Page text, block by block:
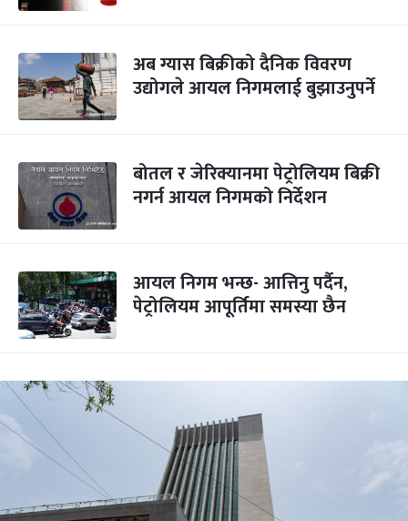
अब ग्यास बिक्रीको दैनिक विवरण
उद्योगले आयल निगमलाई बुझाउनुपर्ने
बोतल र जेरिक्यानमा पेट्रोलियम बिक्री
नगर्न आयल निगमको निर्देशन
आयल निगम भन्छ- आत्तिनु पर्दैन,
पेट्रोलियम आपूर्तिमा समस्या छैन